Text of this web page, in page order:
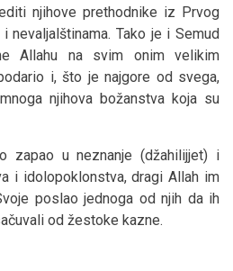
njihove prethodnike iz Prvog
nevaljalštinama. Tako je i Semud
Allahu na svim onim velikim
i, što je najgore od svega,
njihova božanstva koja su
zapao u neznanje (džahilijjet) i
i idolopoklonstva, dragi Allah im
poslao jednoga od njih da ih
od žestoke kazne.